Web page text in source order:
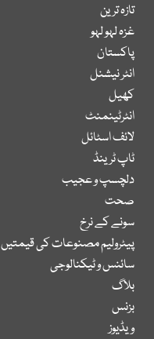
تازہ ترین
غزہ لہو لہو
پاکستان
انٹر نیشنل
کھیل
انٹرٹینمنٹ
لائف اسٹائل
ٹاپ ٹرینڈ
دلچسپ و عجیب
صحت
سونے کے نرخ
پیٹرولیم مصنوعات کی قیمتیں
سائنس و ٹیکنالوجی
بلاگ
بزنس
ویڈیوز